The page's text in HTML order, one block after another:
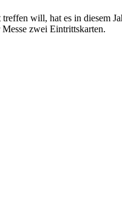
will, hat es in diesem
zwei Eintrittskarten.